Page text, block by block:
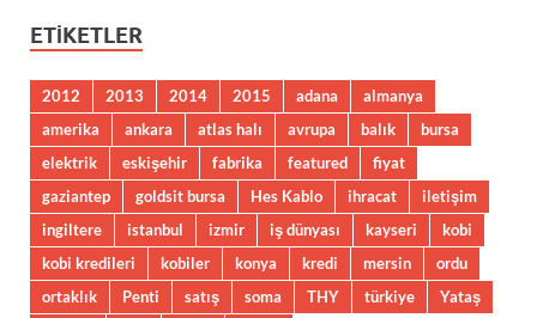
ETIKETLER
2012 2013 2014 2015 adana
almanya
amerika
ankara atlas halı avrupa balık
bursa
elektrik
eskişehir fabrika featured
fiyat
gaziantep
goldsit bursa Hes Kablo ihracat
iletişim
ingiltere
istanbul izmir iş dünyası kayseri
kobi
kobi kredileri
kobiler konya kredi mersin
ordu
ortaklık
Penti satış soma THY türkiye Yataş